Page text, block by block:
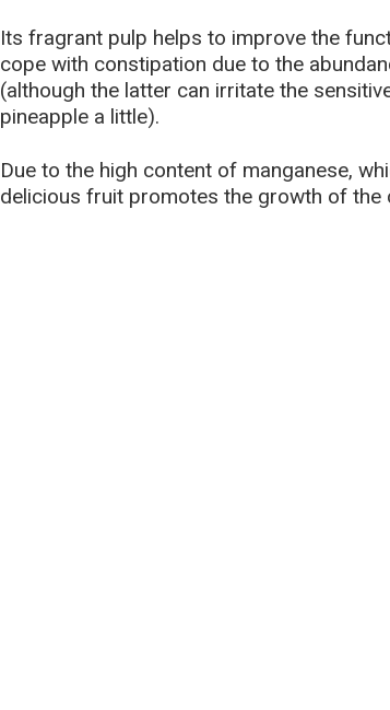
Its fragrant pulp helps to improve the
cope with constipation due to the
(although the latter can irritate the
pineapple a little).
Due to the high content of manganese,
delicious fruit promotes the growth of the